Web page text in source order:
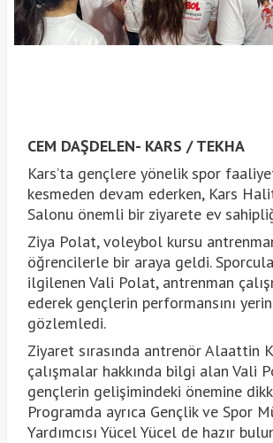
CEM DAŞDELEN- KARS / TEKHA
Kars’ta gençlere yönelik spor
kesmeden devam ederken, Kars
Salonu önemli bir ziyarete ev
Ziya Polat, voleybol kursu
öğrencilerle bir araya geldi.
ilgilenen Vali Polat, antrenman
ederek gençlerin performansını
gözlemledi.
Ziyaret sırasında antrenör Alaattin
çalışmalar hakkında bilgi alan Vali
gençlerin gelişimindeki önemine
Programda ayrıca Gençlik ve Spor
Yardımcısı Yücel Yücel de hazır